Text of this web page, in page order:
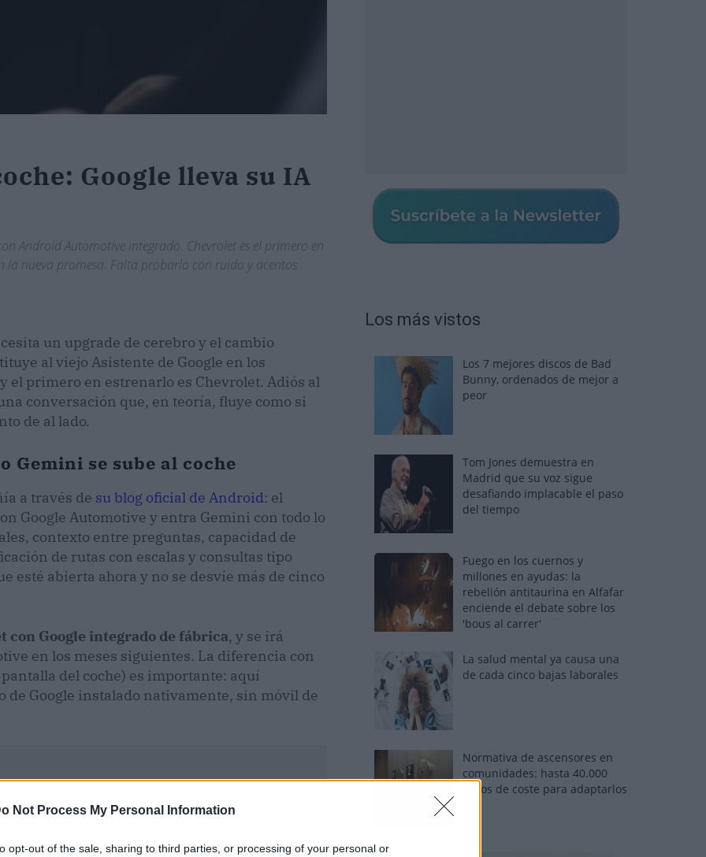
Not Process My Personal Information
opt-out of the sale, sharing to third parties, or processing of your personal or
Google lleva su IA
Android Automotive integrado. Chevrolet es el primero en
la nueva promesa. Falta probarlo con ruido y acentos
un upgrade de cerebro y el cambio
al viejo Asistente de Google en los
el primero en estrenarlo es Chevrolet. Adiós al
conversación que, en teoría, fluye como si
de al lado.
Gemini se sube al coche
a través de su blog oficial de Android: el
Google Automotive y entra Gemini con todo lo
contexto entre preguntas, capacidad de
de rutas con escalas y consultas tipo
esté abierta ahora y no se desvíe más de cinco
Google integrado de fábrica, y se irá
en los meses siguientes. La diferencia con
del coche) es importante: aquí
de Google instalado nativamente, sin móvil de
Los más vistos
Los 7 mejores discos de Bad
Bunny, ordenados de mejor a
peor
Tom Jones demuestra en
Madrid que su voz sigue
desafiando implacable el paso
del tiempo
Fuego en los cuernos y
millones en ayudas: la
rebelión antitaurina en Alfafar
enciende el debate sobre los
'bous al carrer'
La salud mental ya causa una
de cada cinco bajas laborales
Normativa de ascensores en
comunidades: hasta 40.000
euros de coste para adaptarlos